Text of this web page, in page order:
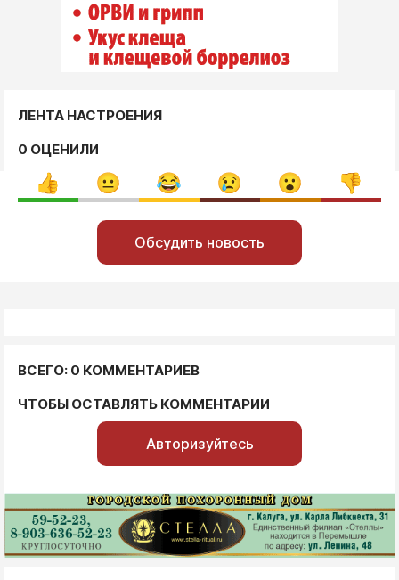
ЛЕНТА НАСТРОЕНИЯ
0 ОЦЕНИЛИ
Обсудить новость
ВСЕГО: 0 КОММЕНТАРИЕВ
ЧТОБЫ ОСТАВЛЯТЬ КОММЕНТАРИИ
Авторизуйтесь